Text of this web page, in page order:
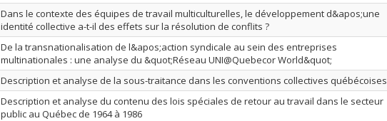
Dans le contexte des équipes de travail multiculturelles, le développement d&apos;une
identité collective a-t-il des effets sur la résolution de conflits ?
De la transnationalisation de l&apos;action syndicale au sein des entreprises
multinationales : une analyse du &quot;Réseau UNI@Quebecor World&quot;
Description et analyse de la sous-traitance dans les conventions collectives québécoises
Description et analyse du contenu des lois spéciales de retour au travail dans le secteur
public au Québec de 1964 à 1986